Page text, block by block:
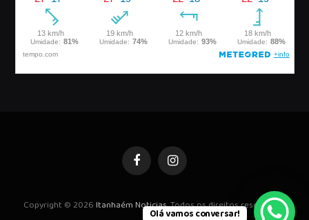
FacebookInstagram
Copyright © 2026Itanhaém Noticias. Todos os direitos reservados.
Olá vamos conversar!